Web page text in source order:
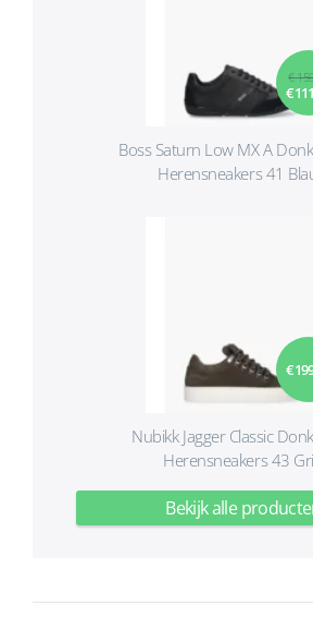
€
€
Boss Saturn Low MX A
Herensneakers 41
€
Nubikk Jagger Classic
Herensneakers 43
Bekijk alle